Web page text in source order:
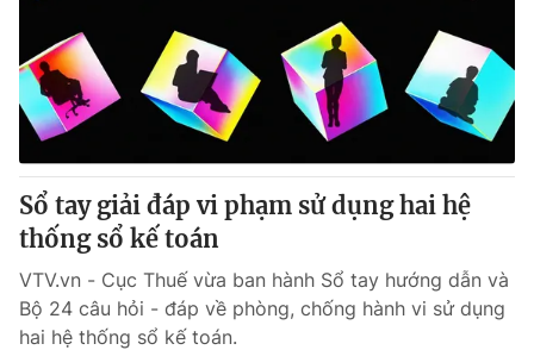
VTV Sức khoẻ Bất động sản
Thị trường 24h Tấm lòng Việt
VTV4 Vươn mình bằng AI
Liên hệ tòa soạn English
Sổ tay giải đáp vi phạm sử dụng hai hệ
thống sổ kế toán
VTV.vn - Cục Thuế vừa ban hành Sổ tay hướng dẫn và
Bộ 24 câu hỏi - đáp về phòng, chống hành vi sử dụng
hai hệ thống sổ kế toán.